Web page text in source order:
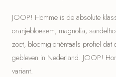
JOOP! Homme is de absolute
oranjebloesem, magnolia,
zoet, bloemig-oriëntaals profiel
gebleven in Nederland. JOOP!
variant.